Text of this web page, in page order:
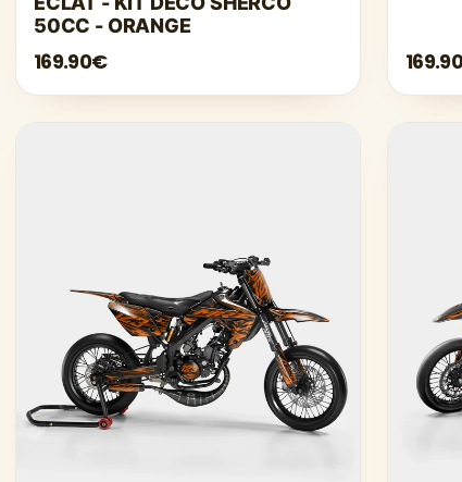
50CC - ORANGE
169.90€